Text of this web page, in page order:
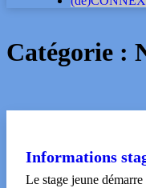
Catégorie :
Informations
Le stage jeune